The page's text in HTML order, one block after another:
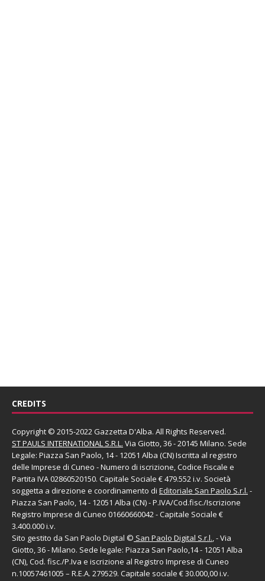
CREDITS
Copyright © 2015-2022 Gazzetta D'Alba. All Rights Reserved.
ST PAULS INTERNATIONAL S.R.L. Via Giotto, 36 - 20145 Milano. Sede
Legale: Piazza San Paolo, 14 - 12051 Alba (CN) Iscritta al registro
delle Imprese di Cuneo - Numero di iscrizione, Codice Fiscale e
Partita IVA 02860520150. Capitale Sociale € 479.552 i.v. Società
soggetta a direzione e coordinamento di Editoriale San Paolo S.r.l. -
Piazza San Paolo, 14 - 12051 Alba (CN) - P.IVA/Cod.fisc./Iscrizione
Registro Imprese di Cuneo 01660660042 - Capitale Sociale €
3.400.000 i.v.
Sito gestito da San Paolo Digital © San Paolo Digital S.r.l., - Via
Giotto, 36 - Milano. Sede legale: Piazza San Paolo,14 - 12051 Alba
(CN), Cod. fisc./P.Iva e iscrizione al Registro Imprese di Cuneo
n.10057461005 – R.E.A. 279529. Capitale sociale € 30.000,00 i.v.